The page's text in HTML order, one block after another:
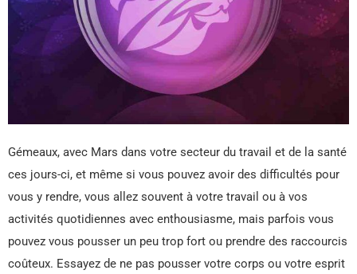
Gémeaux, avec Mars dans votre secteur du travail et de la santé
ces jours-ci, et même si vous pouvez avoir des difficultés pour
vous y rendre, vous allez souvent à votre travail ou à vos
activités quotidiennes avec enthousiasme, mais parfois vous
pouvez vous pousser un peu trop fort ou prendre des raccourcis
coûteux. Essayez de ne pas pousser votre corps ou votre esprit